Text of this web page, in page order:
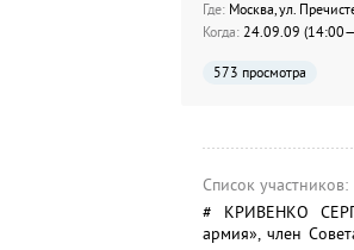
Где:Москва, ул.
Когда:24.09.09
573 просмотра
Список участников:
# КРИВЕНКО
армия», член